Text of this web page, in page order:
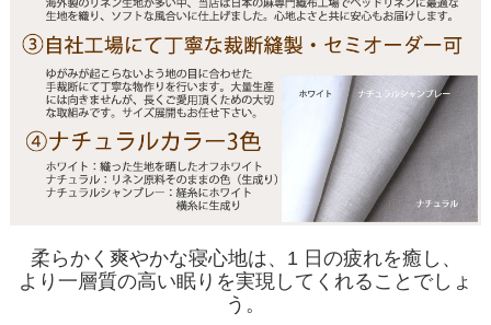
柔らかく爽やかな寝心地は、1 日の疲れを癒し、
より一層質の高い眠りを実現してくれることでしょ
う。